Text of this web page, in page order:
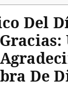
Del
De